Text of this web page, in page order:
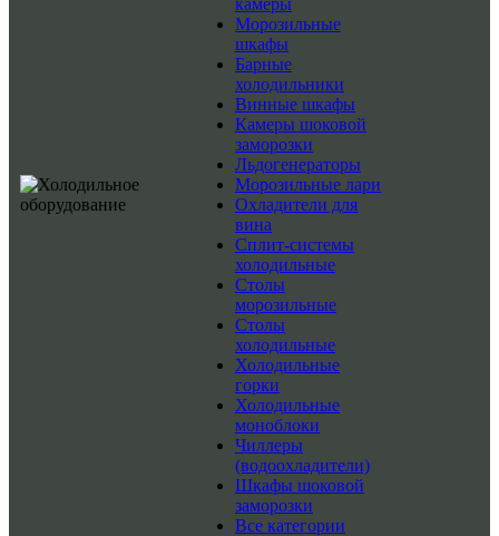
камеры
Морозильные
шкафы
Барные
холодильники
Винные шкафы
Камеры шоковой
заморозки
Льдогенераторы
Морозильные лари
Охладители для
вина
Сплит-системы
холодильные
Столы
морозильные
Столы
холодильные
Холодильные
горки
Холодильные
моноблоки
Чиллеры
(водоохладители)
Шкафы шоковой
заморозки
Все категории